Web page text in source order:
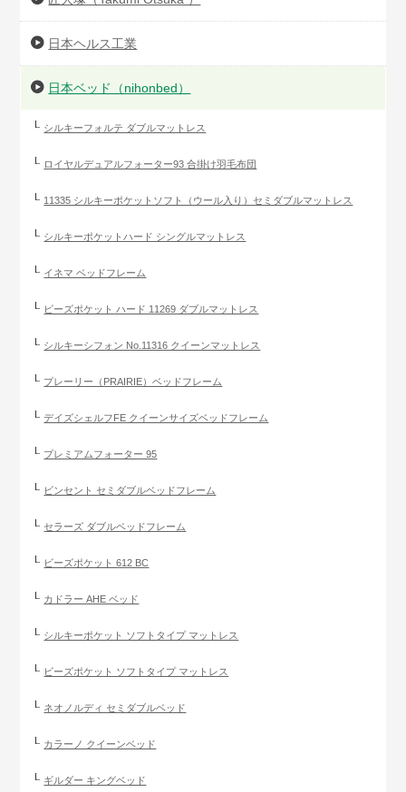
日本ヘルス工業
日本ベッド（nihonbed）
シルキーフォルテ ダブルマットレス
ロイヤルデュアルフォーター93 合掛け羽毛布団
11335 シルキーポケットソフト（ウール入り）セミダブルマットレス
シルキーポケットハード シングルマットレス
イネマ ベッドフレーム
ビーズポケット ハード 11269 ダブルマットレス
シルキーシフォン No.11316 クイーンマットレス
プレーリー（PRAIRIE）ベッドフレーム
デイズシェルフFE クイーンサイズベッドフレーム
プレミアムフォーター 95
ビンセント セミダブルベッドフレーム
セラーズ ダブルベッドフレーム
ビーズポケット 612 BC
カドラー AHE ベッド
シルキーポケット ソフトタイプ マットレス
ビーズポケット ソフトタイプ マットレス
ネオノルディ セミダブルベッド
カラーノ クイーンベッド
ギルダー キングベッド